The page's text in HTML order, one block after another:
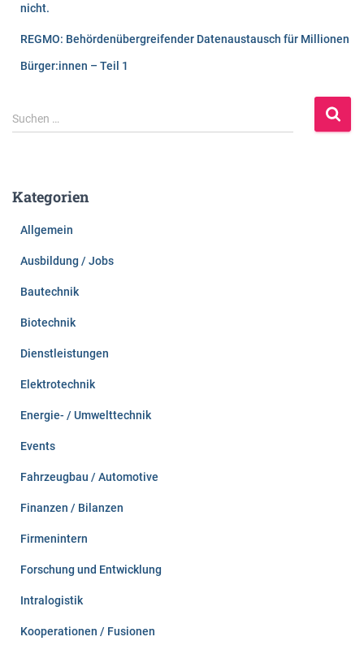
nicht.
REGMO: Behördenübergreifender Datenaustausch für Millionen
Bürger:innen – Teil 1
S
u
n
Suchen …
Kategorien
Allgemein
Ausbildung / Jobs
Bautechnik
Biotechnik
Dienstleistungen
Elektrotechnik
Energie- / Umwelttechnik
Events
Fahrzeugbau / Automotive
Finanzen / Bilanzen
Firmenintern
Forschung und Entwicklung
Intralogistik
Kooperationen / Fusionen